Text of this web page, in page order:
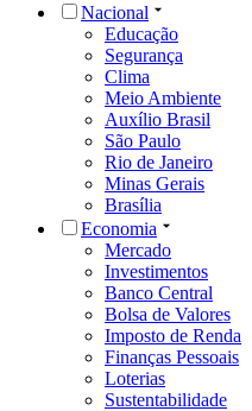
Nacional
Educação
Segurança
Clima
Meio Ambiente
Auxílio Brasil
São Paulo
Rio de Janeiro
Minas Gerais
Brasília
Economia
Mercado
Investimentos
Banco Central
Bolsa de Valores
Imposto de Renda
Finanças Pessoais
Loterias
Sustentabilidade